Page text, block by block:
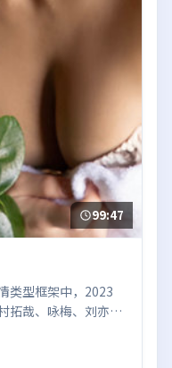
99:47
类型框架中，2023
拓哉、咏梅、刘亦
体气质偏英国都市与